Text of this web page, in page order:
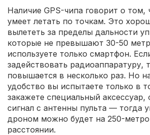
Наличие GPS-чипа говорит о том,
умеет летать по точкам. Это
вылететь за пределы дальности
которые не превышают 30-50
используете только смартфон.
задействовать радиоаппаратуру,
повышается в несколько раз. Но
удобство вы испытаете только в
закажете специальный
сигнал с антенны пульта — тогда
дроном можно будет на 250-
расстоянии.